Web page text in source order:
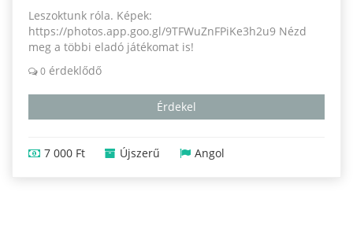
Leszoktunk róla. Képek:
https://photos.app.goo.gl/9TFWuZnFPiKe3h2u9 Nézd
meg a többi eladó játékomat is!
0 érdeklődő
Érdekel
7 000 Ft Újszerű Angol